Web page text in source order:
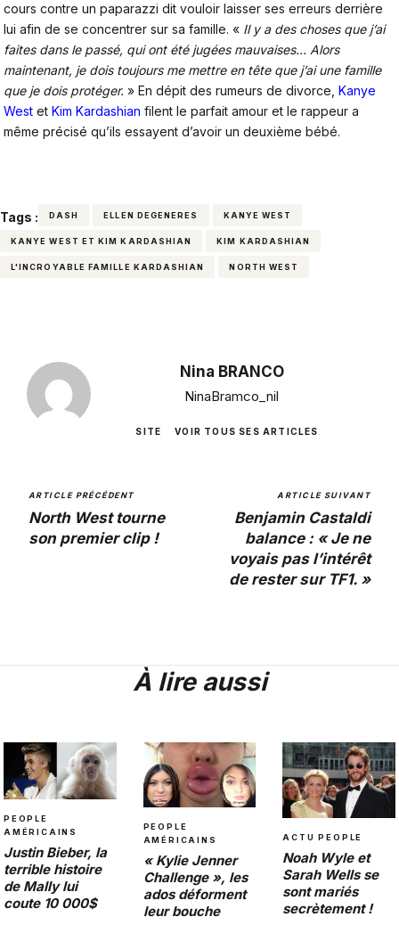
cours contre un paparazzi dit vouloir laisser ses erreurs derrière
lui afin de se concentrer sur sa famille. « Il y a des choses que j’ai
faites dans le passé, qui ont été jugées mauvaises… Alors
maintenant, je dois toujours me mettre en tête que j’ai une famille
que je dois protéger. » En dépit des rumeurs de divorce, Kanye
West et Kim Kardashian filent le parfait amour et le rappeur a
même précisé qu’ils essayent d’avoir un deuxième bébé.
Tags : DASH ELLEN DEGENERES KANYE WEST
KANYE WEST ET KIM KARDASHIAN KIM KARDASHIAN
L'INCROYABLE FAMILLE KARDASHIAN NORTH WEST
Nina BRANCO
NinaBramco_nil
SITE VOIR TOUS SES ARTICLES
ARTICLE PRÉCÉDENT
North West tourne
son premier clip !
ARTICLE SUIVANT
Benjamin Castaldi
balance : « Je ne
voyais pas l’intérêt
de rester sur TF1. »
À lire aussi
PEOPLE
AMÉRICAINS
Justin Bieber, la
terrible histoire
de Mally lui
coute 10 000$
PEOPLE
AMÉRICAINS
« Kylie Jenner
Challenge », les
ados déforment
leur bouche
ACTU PEOPLE
Noah Wyle et
Sarah Wells se
sont mariés
secrètement !